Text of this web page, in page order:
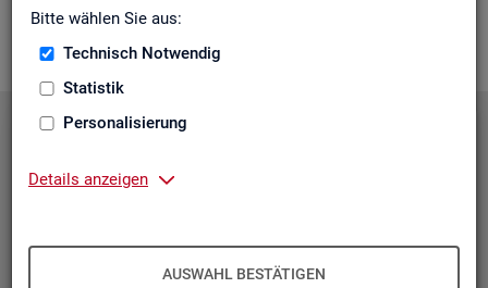
Bitte wählen Sie aus:
Technisch Notwendig
Statistik
Personalisierung
Details anzeigen
AUSWAHL BESTÄTIGEN
zu einem be­stimm­ten Thema? Dann kon­tak­tie­ren Sie